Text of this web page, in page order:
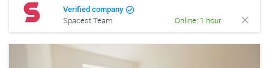
Verified company
Spacest Team Online: 1 hour